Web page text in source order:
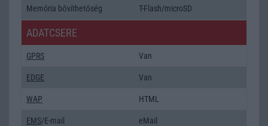
Memória bővíthetőség T-Flash/microSD
ADATCSERE
GPRS Van
EDGE Van
WAP HTML
EMS/E-mail eMail